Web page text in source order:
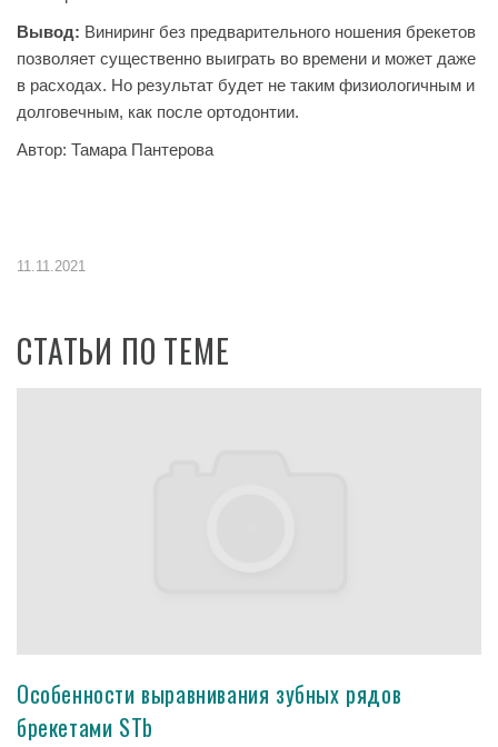
Вывод: Виниринг без предварительного ношения брекетов
позволяет существенно выиграть во времени и может даже
в расходах. Но результат будет не таким физиологичным и
долговечным, как после ортодонтии.
Автор: Тамара Пантерова
11.11.2021
СТАТЬИ ПО ТЕМЕ
Особенности выравнивания зубных рядов
брекетами STb